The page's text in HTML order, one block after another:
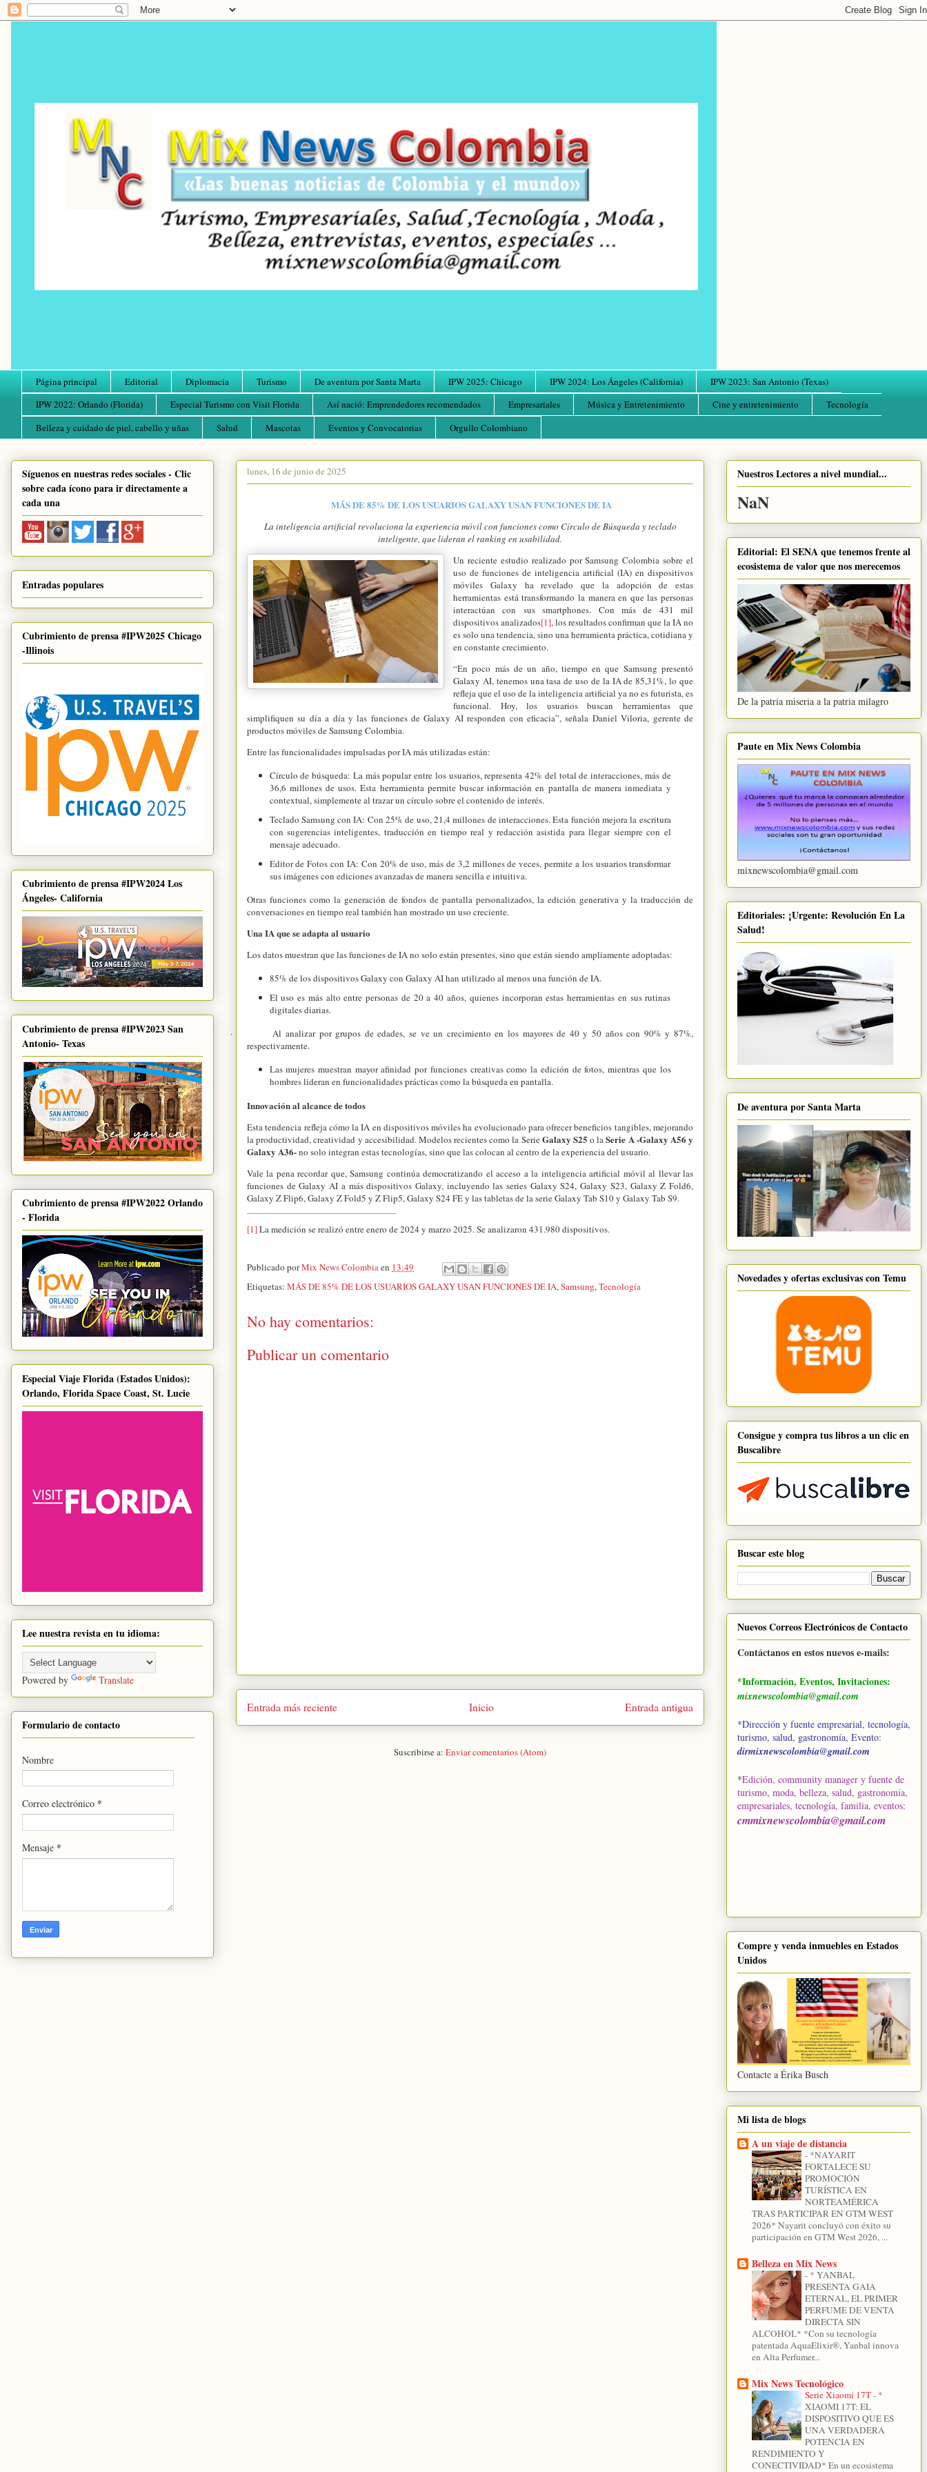
Página principal Editorial Diplomacia Turismo De aventura por Santa Marta IPW 2025: Chicago IPW 2024: Los Ángeles (California)
IPW 2023: San Antonio (Texas)
IPW 2022: Orlando (Florida)
Especial Turismo con Visit Florida Así nació: Emprendedores recomendados Empresariales Música y Entretenimiento Cine y entretenimiento
Tecnología
Belleza y cuidado de piel, cabello y uñas
Salud Mascotas Eventos y Convocatorias Orgullo Colombiano
lunes, 16 de junio de 2025
MÁS DE 85% DE LOS USUARIOS GALAXY USAN FUNCIONES DE IA
La inteligencia artificial revoluciona la experiencia móvil con funciones como Círculo de Búsqueda y teclado
inteligente, que lideran el ranking en usabilidad.
Un reciente estudio realizado por Samsung Colombia sobre el
uso de funciones de inteligencia artificial (IA) en dispositivos
móviles Galaxy ha revelado que la adopción de estas
herramientas está transformando la manera en que las personas
interactúan con sus smartphones. Con más de 431 mil
dispositivos analizados[1], los resultados confirman que la IA no
es solo una tendencia, sino una herramienta práctica, cotidiana y
en constante crecimiento.
“En poco más de un año, tiempo en que Samsung presentó
Galaxy AI, tenemos una tasa de uso de la IA de 85,31%, lo que
refleja que el uso de la inteligencia artificial ya no es futurista, es
funcional. Hoy, los usuarios buscan herramientas que
simplifiquen su día a día y las funciones de Galaxy AI responden con eficacia”, señala Daniel Viloria, gerente de
productos móviles de Samsung Colombia.
Entre las funcionalidades impulsadas por IA más utilizadas están:
Círculo de búsqueda: La más popular entre los usuarios, representa 42% del total de interacciones, más de
36,6 millones de usos. Esta herramienta permite buscar información en pantalla de manera inmediata y
contextual, simplemente al trazar un círculo sobre el contenido de interés.
Teclado Samsung con IA: Con 25% de uso, 21,4 millones de interacciones. Esta función mejora la escritura
con sugerencias inteligentes, traducción en tiempo real y redacción asistida para llegar siempre con el
mensaje adecuado.
Editor de Fotos con IA: Con 20% de uso, más de 3,2 millones de veces, permite a los usuarios transformar
sus imágenes con ediciones avanzadas de manera sencilla e intuitiva.
Otras funciones como la generación de fondos de pantalla personalizados, la edición generativa y la traducción de
conversaciones en tiempo real también han mostrado un uso creciente.
Una IA que se adapta al usuario
Los datos muestran que las funciones de IA no solo están presentes, sino que están siendo ampliamente adoptadas:
85% de los dispositivos Galaxy con Galaxy AI han utilizado al menos una función de IA.
El uso es más alto entre personas de 20 a 40 años, quienes incorporan estas herramientas en sus rutinas
digitales diarias.
·
Al analizar por grupos de edades, se ve un crecimiento en los mayores de 40 y 50 años con 90% y 87%,
respectivamente.
Las mujeres muestran mayor afinidad por funciones creativas como la edición de fotos, mientras que los
hombres lideran en funcionalidades prácticas como la búsqueda en pantalla.
Innovación al alcance de todos
Esta tendencia refleja cómo la IA en dispositivos móviles ha evolucionado para ofrecer beneficios tangibles, mejorando
la productividad, creatividad y accesibilidad. Modelos recientes como la SerieGalaxy S25o la Serie A -Galaxy A56 y
Galaxy A36-no solo integran estas tecnologías, sino que las colocan al centro de la experiencia del usuario.
Vale la pena recordar que, Samsung continúa democratizando el acceso a la inteligencia artificial móvil al llevar las
funciones de Galaxy AI a más dispositivos Galaxy, incluyendo las series Galaxy S24, Galaxy S23, Galaxy Z Fold6,
Galaxy Z Flip6, Galaxy Z Fold5 y Z Flip5, Galaxy S24 FE y las tabletas de la serie Galaxy Tab S10 y Galaxy Tab S9.
[1]La medición se realizó entre enero de 2024 y marzo 2025. Se analizaron 431.980 dispositivos.
Publicado porMix News Colombiaen 13:49
Etiquetas: MÁS DE 85% DE LOS USUARIOS GALAXY USAN FUNCIONES DE IA, Samsung, Tecnología
No hay comentarios:
Publicar un comentario
Entrada más reciente Entrada antigua
Inicio
Suscribirse a: Enviar comentarios (Atom)
Síguenos en nuestras redes sociales - Clic
sobre cada ícono para ir directamente a
cada una
Entradas populares
Cubrimiento de prensa #IPW2025 Chicago
-Illinois
Cubrimiento de prensa #IPW2024 Los
Ángeles- California
Cubrimiento de prensa #IPW2023 San
Antonio- Texas
Cubrimiento de prensa #IPW2022 Orlando
- Florida
Especial Viaje Florida (Estados Unidos):
Orlando, Florida Space Coast, St. Lucie
Lee nuestra revista en tu idioma:
Powered by Translate
Formulario de contacto
Nombre
Correo electrónico *
Mensaje *
Nuestros Lectores a nivel mundial...
NaN
Editorial: El SENA que tenemos frente al
ecosistema de valor que nos merecemos
De la patria miseria a la patria milagro
Paute en Mix News Colombia
mixnewscolombia@gmail.com
Editoriales: ¡Urgente: Revolución En La
Salud!
De aventura por Santa Marta
Novedades y ofertas exclusivas con Temu
Consigue y compra tus libros a un clic en
Buscalibre
Buscar este blog
Nuevos Correos Electrónicos de Contacto
Contáctanos en estos nuevos e-mails:
*Información, Eventos, Invitaciones:
mixnewscolombia@gmail.com
*Dirección y fuente empresarial, tecnología,
turismo, salud, gastronomía, Evento:
dirmixnewscolombia@gmail.com
*Edición, community manager y fuente de
turismo, moda, belleza, salud, gastronomía,
empresariales, tecnología, familia, eventos:
cmmixnewscolombia@gmail.com
Compre y venda inmuebles en Estados
Unidos
Contacte a Érika Busch
Mi lista de blogs
A un viaje de distancia
- *NAYARIT
FORTALECE SU
PROMOCIÓN
TURÍSTICA EN
NORTEAMÉRICA
TRAS PARTICIPAR EN GTM WEST
2026* Nayarit concluyó con éxito su
participación en GTM West 2026, ...
Belleza en Mix News
- * YANBAL
PRESENTA GAIA
ETERNAL, EL PRIMER
PERFUME DE VENTA
DIRECTA SIN
ALCOHOL* *Con su tecnología
patentada AquaElixir®, Yanbal innova
en Alta Perfumer...
Mix News Tecnológico
Serie Xiaomi 17T- *
XIAOMI 17T: EL
DISPOSITIVO QUE ES
UNA VERDADERA
POTENCIA EN
RENDIMIENTO Y
CONECTIVIDAD* En un ecosistema